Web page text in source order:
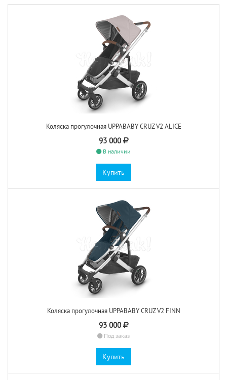
Коляска прогулочная UPPABABY CRUZ V2 ALICE
93 000
В наличии
Купить
Коляска прогулочная UPPABABY CRUZ V2 FINN
93 000
Под заказ
Купить